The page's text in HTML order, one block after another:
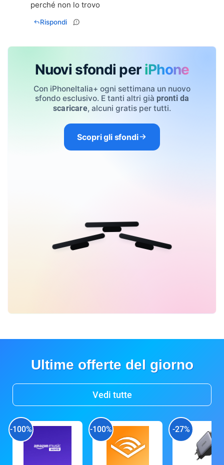
perché non lo trovo
Rispondi
Nuovi sfondi per iPhone
Con iPhoneItalia+ ogni settimana un nuovo
sfondo esclusivo. E tanti altri già pronti da
scaricare, alcuni gratis per tutti.
Scopri gli sfondi
Ultime offerte del giorno
Vedi tutte
-100% -100% -27%